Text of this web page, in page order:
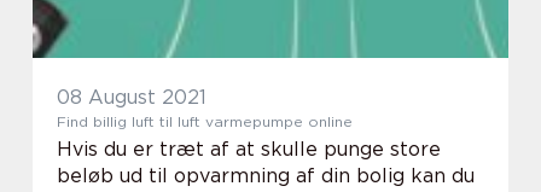
08 August 2021
Find billig luft til luft varmepumpe online
Hvis du er træt af at skulle punge store
beløb ud til opvarmning af din bolig kan du